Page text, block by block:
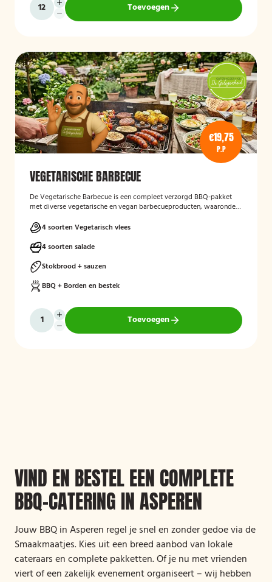
Toevoegen
€19,75
P.P
VEGETARISCHE BARBECUE
De Vegetarische Barbecue is een compleet verzorgd BBQ-pakket
met diverse vegetarische en vegan barbecueproducten, waaronder
garnalenalternatief en groenteburger. Het arrangement wordt
aangevuld met verschillende salades, sauzen, vers afgebakken
stokbrood en kruidenboter. De barbecue, borden en het bestek zijn
inbegrepen, en de cateringservice verzorgt zowel de bezorging als
het ophalen van de materialen.
4 soorten Vegetarisch vlees
4 soorten salade
Stokbrood + sauzen
BBQ + Borden en bestek
Toevoegen
VIND EN BESTEL EEN COMPLETE
BBQ-CATERING IN ASPEREN
Jouw BBQ in Asperen regel je snel en zonder gedoe via de
Smaakmaatjes. Kies uit een breed aanbod van lokale
cateraars en complete pakketten. Of je nu met vrienden
viert of een zakelijk evenement organiseert – wij hebben